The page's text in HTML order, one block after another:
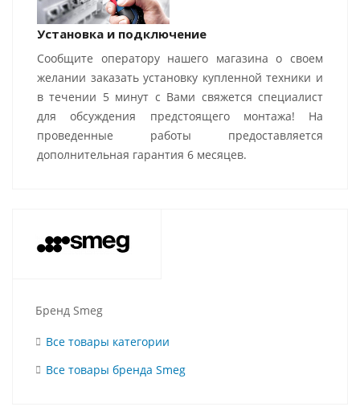
Установка и подключение
Сообщите оператору нашего магазина о своем
желании заказать установку купленной техники и
в течении 5 минут с Вами свяжется специалист
для обсуждения предстоящего монтажа! На
проведенные работы предоставляется
дополнительная гарантия 6 месяцев.
Бренд Smeg
Все товары категории
Все товары бренда Smeg